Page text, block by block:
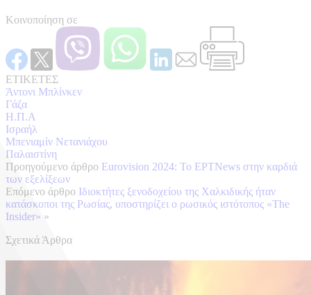
Κοινοποίηση σε
ΕΤΙΚΕΤΕΣ
Άντονι Μπλίνκεν
Γάζα
Η.Π.Α
Ισραήλ
Μπενιαμίν Νετανιάχου
Παλαιστίνη
Προηγούμενο άρθρο Eurovision 2024: Το ΕΡΤNews στην καρδιά
των εξελίξεων
Επόμενο άρθρο Ιδιοκτήτες ξενοδοχείου της Χαλκιδικής ήταν
κατάσκοποι της Ρωσίας, υποστηρίζει ο ρωσικός ιστότοπος «The
Insider» »
Σχετικά Άρθρα